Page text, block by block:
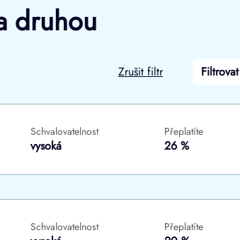
druhou
Zrušit filtr Filtrovat
Schvalovatelnost
vysoká
Přeplatíte
26 %
Schvalovatelnost Přeplatíte